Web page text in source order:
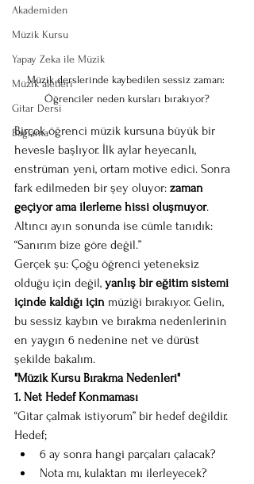
Akademiden
Müzik Kursu
Yapay Zeka ile Müzik
Müzik aletleri
Gitar Dersi
Bağlama
Müzik derslerinde kaybedilen sessiz zaman:
Öğrenciler neden kursları bırakıyor?
Birçok öğrenci müzik kursuna büyük bir
hevesle başlıyor. İlk aylar heyecanlı,
enstrüman yeni, ortam motive edici. Sonra
fark edilmeden bir şey oluyor: zaman
geçiyor ama ilerleme hissi oluşmuyor.
Altıncı ayın sonunda ise cümle tanıdık:
“Sanırım bize göre değil.”
Gerçek şu: Çoğu öğrenci yeteneksiz
olduğu için değil, yanlış bir eğitim sistemi
içinde kaldığı için müziği bırakıyor. Gelin,
bu sessiz kaybın ve bırakma nedenlerinin
en yaygın 6 nedenine net ve dürüst
şekilde bakalım.
"Müzik Kursu Bırakma Nedenleri"
1. Net Hedef Konmaması
“Gitar çalmak istiyorum” bir hedef değildir.
Hedef;
6 ay sonra hangi parçaları çalacak?
Nota mı, kulaktan mı ilerleyecek?